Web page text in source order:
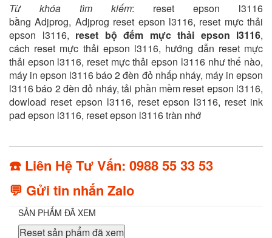
Từ khóa tìm kiếm: reset epson l3116
bằng Adjprog, Adjprog reset epson l3116, reset mực thải
epson l3116, reset bộ đếm mực thải epson l3116,
cách reset mực thải epson l3116, hướng dẫn reset mực
thải epson l3116, reset mực thải epson l3116 như thế nào,
máy in epson l3116 báo 2 đèn đỏ nhấp nháy, máy in epson
l3116 báo 2 đèn đỏ nháy, tải phần mềm reset epson l3116,
dowload reset epson l3116, reset epson l3116, reset ink
pad epson l3116, reset epson l3116 tràn nhớ
☎️ Liên Hệ Tư Vấn: 0988 55 33 53
💬 Gửi tin nhắn Zalo
SẢN PHẨM ĐÃ XEM
Reset sản phẩm đã xem